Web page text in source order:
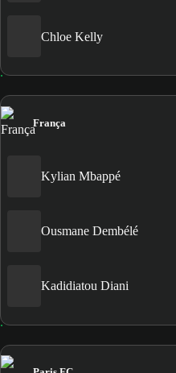
Chloe Kelly
França
Kylian Mbappé
Ousmane Dembélé
Kadidiatou Diani